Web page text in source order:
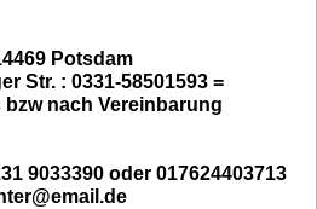
Potsdam
Str. : 0331-58501593 =
nach Vereinbarung
9033390 oder 017624403713